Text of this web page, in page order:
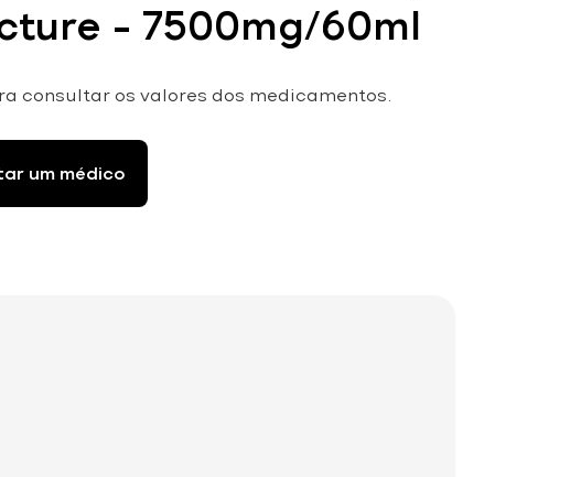
– 7500mg/60ml
consultar os valores dos medicamentos.
um médico